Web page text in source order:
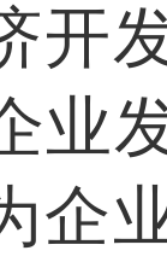
开
业
企